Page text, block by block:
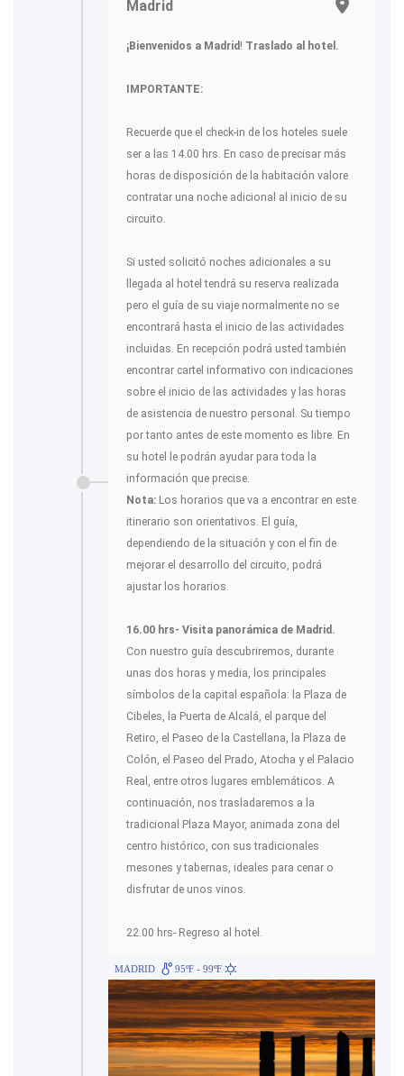
Madrid
¡Bienvenidos a Madrid ! Traslado al hotel.
IMPORTANTE:
Recuerde que el check-in de los hoteles suele
ser a las 14.00 hrs. En caso de precisar más
horas de disposición de la habitación valore
contratar una noche adicional al inicio de su
circuito.
Si usted solicitó noches adicionales a su
llegada al hotel tendrá su reserva realizada
pero el guía de su viaje normalmente no se
encontrará hasta el inicio de las actividades
incluidas. En recepción podrá usted también
encontrar cartel informativo con indicaciones
sobre el inicio de las actividades y las horas
de asistencia de nuestro personal. Su tiempo
por tanto antes de este momento es libre. En
su hotel le podrán ayudar para toda la
información que precise.
Nota: Los horarios que va a encontrar en este
itinerario son orientativos. El guía,
dependiendo de la situación y con el fin de
mejorar el desarrollo del circuito, podrá
ajustar los horarios.
16.00 hrs- Visita panorámica de Madrid.
Con nuestro guía descubriremos, durante
unas dos horas y media, los principales
símbolos de la capital española: la Plaza de
Cibeles, la Puerta de Alcalá, el parque del
Retiro, el Paseo de la Castellana, la Plaza de
Colón, el Paseo del Prado, Atocha y el Palacio
Real, entre otros lugares emblemáticos. A
continuación, nos trasladaremos a la
tradicional Plaza Mayor, animada zona del
centro histórico, con sus tradicionales
mesones y tabernas, ideales para cenar o
disfrutar de unos vinos.
22.00 hrs- Regreso al hotel.
MADRID 95ºF - 99ºF